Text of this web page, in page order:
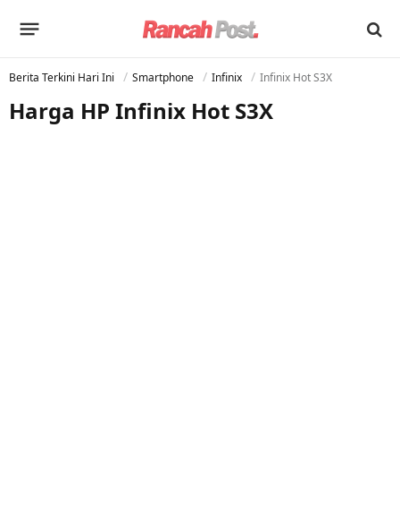
Berita Terkini Hari Ini Smartphone Infinix Infinix Hot S3X
Harga HP Infinix Hot S3X